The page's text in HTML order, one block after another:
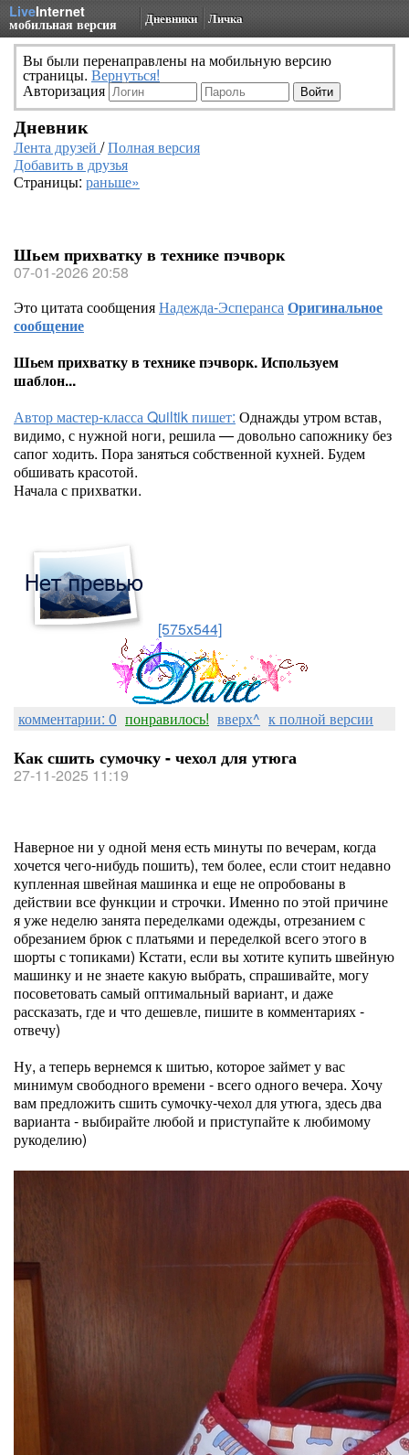
LiveInternet
мобильная версия Дневники Личка
Вы были перенаправлены на мобильную версию
страницы. Вернуться!
Авторизация
Дневник
Лента друзей /Полная версия
Добавить в друзья
Страницы: раньше»
Шьем прихватку в технике пэчворк
07-01-2026 20:58
Это цитата сообщенияНадежда-ЭсперансаОригинальное
сообщение
Шьем прихватку в технике пэчворк. Используем
шаблон...
Автор мастер-класса Quiltik пишет: Однажды утром встав,
видимо, с нужной ноги, решила — довольно сапожнику без
сапог ходить. Пора заняться собственной кухней. Будем
обшивать красотой.
Начала с прихватки.
[575x544]
комментарии: 0 понравилось! вверх^ к полной версии
Как сшить сумочку - чехол для утюга
27-11-2025 11:19
Наверное ни у одной меня есть минуты по вечерам, когда
хочется чего-нибудь пошить), тем более, если стоит недавно
купленная швейная машинка и еще не опробованы в
действии все функции и строчки. Именно по этой причине
я уже неделю занята переделками одежды, отрезанием с
обрезанием брюк с платьями и переделкой всего этого в
шорты с топиками) Кстати, если вы хотите купить швейную
машинку и не знаете какую выбрать, спрашивайте, могу
посоветовать самый оптимальный вариант, и даже
рассказать, где и что дешевле, пишите в комментариях -
отвечу)
Ну, а теперь вернемся к шитью, которое займет у вас
минимум свободного времени - всего одного вечера. Хочу
вам предложить сшить сумочку-чехол для утюга, здесь два
варианта - выбирайте любой и приступайте к любимому
рукоделию)